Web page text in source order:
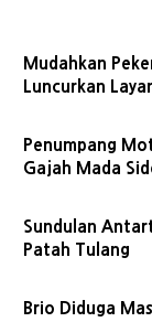
Mudahkan
Luncurkan
Penumpang
Gajah Mada
Sundulan
Patah Tulang
Brio Diduga